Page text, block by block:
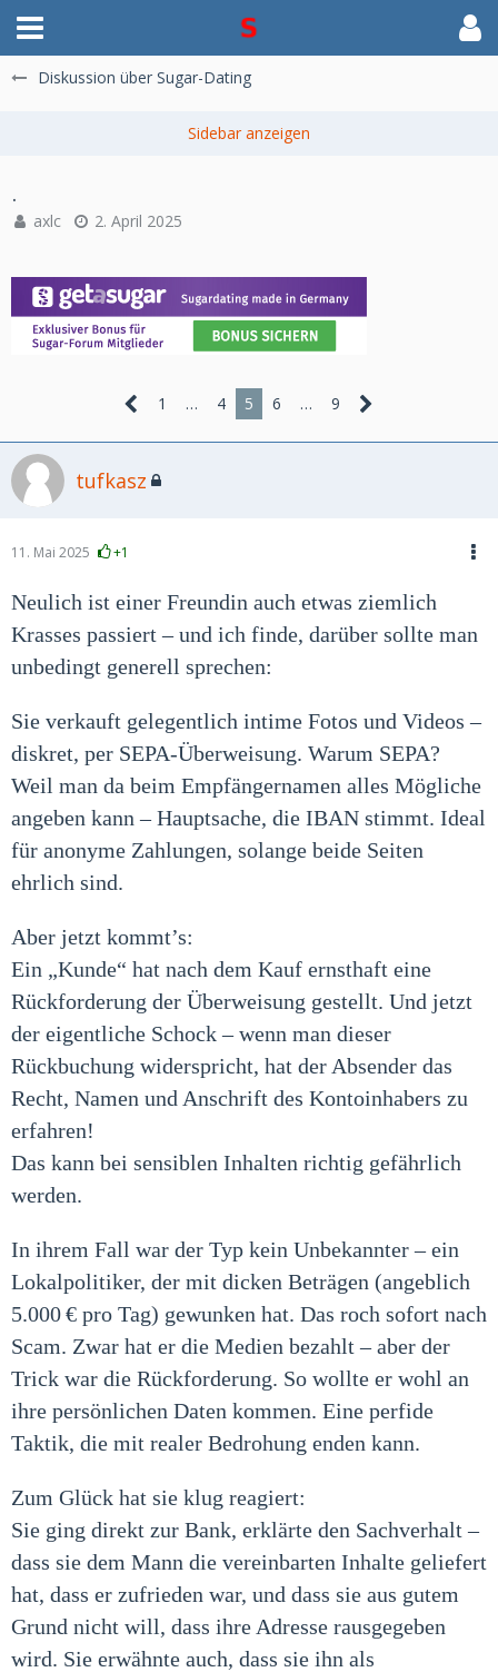
Diskussion über Sugar-Dating
.
axlc 2. April 2025
1 … 4 5 6 … 9
tufkasz
11. Mai 2025 +1
Neulich ist einer Freundin auch etwas ziemlich
Krasses passiert – und ich finde, darüber sollte man
unbedingt generell sprechen:
Sie verkauft gelegentlich intime Fotos und Videos –
diskret, per SEPA-Überweisung. Warum SEPA?
Weil man da beim Empfängernamen alles Mögliche
angeben kann – Hauptsache, die IBAN stimmt. Ideal
für anonyme Zahlungen, solange beide Seiten
ehrlich sind.
Aber jetzt kommt’s:
Ein „Kunde“ hat nach dem Kauf ernsthaft eine
Rückforderung der Überweisung gestellt. Und jetzt
der eigentliche Schock – wenn man dieser
Rückbuchung widerspricht, hat der Absender das
Recht, Namen und Anschrift des Kontoinhabers zu
erfahren!
Das kann bei sensiblen Inhalten richtig gefährlich
werden.
In ihrem Fall war der Typ kein Unbekannter – ein
Lokalpolitiker, der mit dicken Beträgen (angeblich
5.000 € pro Tag) gewunken hat. Das roch sofort nach
Scam. Zwar hat er die Medien bezahlt – aber der
Trick war die Rückforderung. So wollte er wohl an
ihre persönlichen Daten kommen. Eine perfide
Taktik, die mit realer Bedrohung enden kann.
Zum Glück hat sie klug reagiert:
Sie ging direkt zur Bank, erklärte den Sachverhalt –
dass sie dem Mann die vereinbarten Inhalte geliefert
hat, dass er zufrieden war, und dass sie aus gutem
Grund nicht will, dass ihre Adresse rausgegeben
wird. Sie erwähnte auch, dass sie ihn als